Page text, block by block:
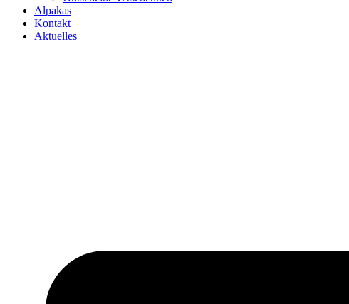
Alpakas
Kontakt
Aktuelles